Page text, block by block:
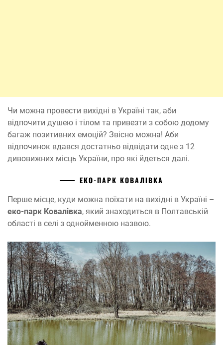
Чи можна провести вихідні в Україні так, аби
відпочити душею і тілом та привезти з собою додому
багаж позитивних емоцій? Звісно можна! Аби
відпочинок вдався достатньо відвідати одне з 12
дивовижних місць України, про які йдеться далі.
ЕКО-ПАРК КОВАЛІВКА
Перше місце, куди можна поїхати на вихідні в Україні –
еко-парк Ковалівка, який знаходиться в Полтавській
області в селі з однойменною назвою.